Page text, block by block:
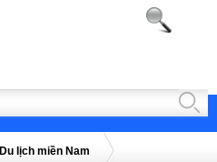
Du lịch miền Nam